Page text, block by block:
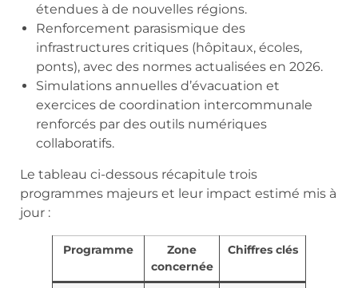
étendues à de nouvelles régions.
Renforcement parasismique des
infrastructures critiques (hôpitaux, écoles,
ponts), avec des normes actualisées en 2026.
Simulations annuelles d’évacuation et
exercices de coordination intercommunale
renforcés par des outils numériques
collaboratifs.
Le tableau ci-dessous récapitule trois
programmes majeurs et leur impact estimé mis à
jour :
Programme
Zone
concernée
Chiffres clés